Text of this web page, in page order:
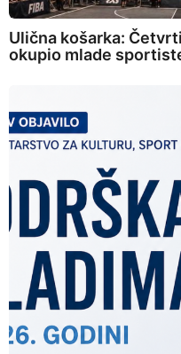
Ulična košarka:
okupio mlade